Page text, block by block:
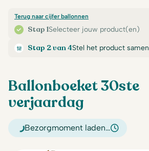
Stap 1Selecteer jouw product(en)
Terug naar cijfer ballonnen
Stap 2 van 4Stel het product samen
Ballonboeket 30ste
verjaardag
Bezorgmoment laden…